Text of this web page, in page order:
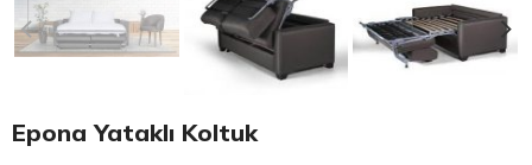
Epona Yataklı Koltuk